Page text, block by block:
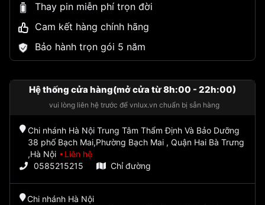
Thay pin miễn phí trọn đời
Cam kết hàng chính hãng
Bảo hành trọn gói 5 năm
Hệ thống cửa hàng(mở cửa từ 8h:00 - 22h:00)
vui lòng liên hệ trước để vnlux.vn chuẩn bị sẵn hàng
Chi nhánh Hà Nội Trung Tâm Thẩm Định Và Bảo Dưỡng
38 phố Bạch Mai,Phường Bạch Mai , Quận Hai Bà Trưng
,Hà Nội
Liên hệ
0585215215
Chỉ đường
Chi nhánh Hà Nội